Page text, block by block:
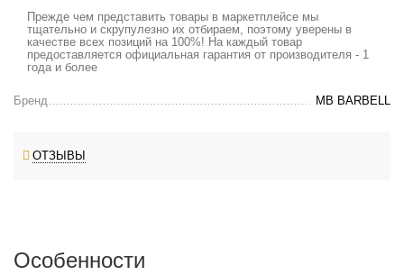
Прежде чем представить товары в маркетплейсе мы
тщательно и скрупулезно их отбираем, поэтому уверены в
качестве всех позиций на 100%! На каждый товар
предоставляется официальная гарантия от производителя - 1
года и более
Бренд MB BARBELL
ОТЗЫВЫ
Особенности